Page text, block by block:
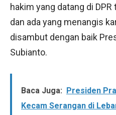
hakim yang datang di
dan ada yang menangis
disambut dengan baik
Subianto.
Baca Juga: Presiden
Kecam Serangan di